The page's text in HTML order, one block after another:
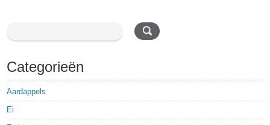
Categorieën
Aardappels
Ei